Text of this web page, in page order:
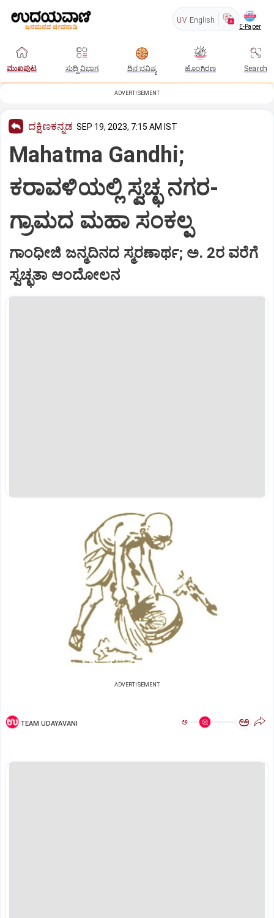
UV English
E-Paper
ಮುಖಪುಟ ಸುದ್ದಿ ವಿಭಾಗ ದಿನ ಭವಿಷ್ಯ ಹೊಂಗಿರಣ Search
ADVERTISEMENT
ದಕ್ಷಿಣಕನ್ನಡ SEP 19, 2023, 7:15 AM IST
Mahatma Gandhi;
ಕರಾವಳಿಯಲ್ಲಿ ಸ್ವಚ್ಛ ನಗರ-
ಗ್ರಾಮದ ಮಹಾ ಸಂಕಲ್ಪ
ಗಾಂಧೀಜಿ ಜನ್ಮದಿನದ ಸ್ಮರಣಾರ್ಥ; ಅ. 2ರ ವರೆಗೆ
ಸ್ವಚ್ಛತಾ ಆಂದೋಲನ
ADVERTISEMENT
TEAM UDAYAVANI ಅ ಅ